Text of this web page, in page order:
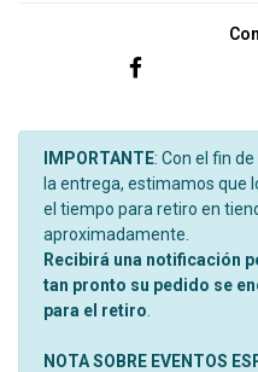
IMPORTANTE: Con el fin
la entrega, estimamos que
el tiempo para retiro en
aproximadamente.
Recibirá una notificación
tan pronto su pedido se
para el retiro
NOTA SOBRE EVENTOS